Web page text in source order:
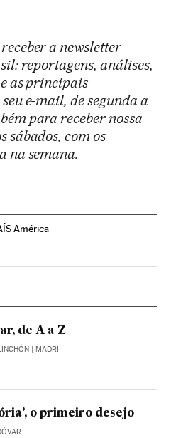
a newsletter
reportagens, análises,
as principais
e-mail, de segunda a
para receber nossa
sábados, com os
na semana.
América
Instagram
en Facebook
de A a Z
| MADRI
o primeiro desejo